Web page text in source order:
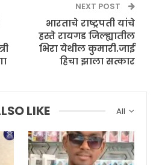
NEXT POST
भारताचे राष्ट्रपती यांचे
हस्ते रायगड जिल्ह्यातील
भिरा येथील कुमारी.जाई
हिचा झाला सत्कार
All
LIKE